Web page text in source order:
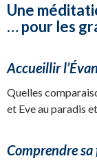
Une
… pour les
Accueillir
Quelles
et Eve au paradis
Comprendre sa